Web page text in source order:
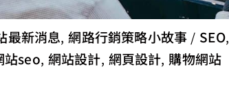
最新消息,網路行銷策略小故事 / SEO,
站seo, 網站設計, 網頁設計, 購物網站